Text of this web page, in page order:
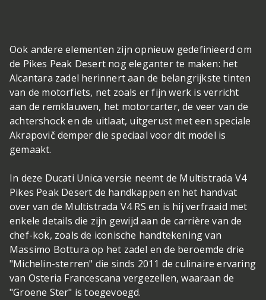
Ook andere elementen zijn opnieuw gedefinieerd om
de Pikes Peak Desert nog eleganter te maken: het
Alcantara zadel herinnert aan de belangrijkste tinten
van de motorfiets, net zoals er fijn werk is verricht
aan de remklauwen, het motorcarter, de veer van de
achtershock en de uitlaat, uitgerust met een speciale
Akrapovič demper die speciaal voor dit model is
gemaakt.
In deze Ducati Unica versie neemt de Multistrada V4
Pikes Peak Desert de handkappen en het handvat
over van de Multistrada V4 RS en is hij verfraaid met
enkele details die zijn gewijd aan de carrière van de
chef-kok, zoals de iconische handtekening van
Massimo Bottura op het zadel en de beroemde drie
"Michelin-sterren" die sinds 2011 de culinaire ervaring
van Osteria Francescana vergezellen, waaraan de
"Groene Ster" is toegevoegd.